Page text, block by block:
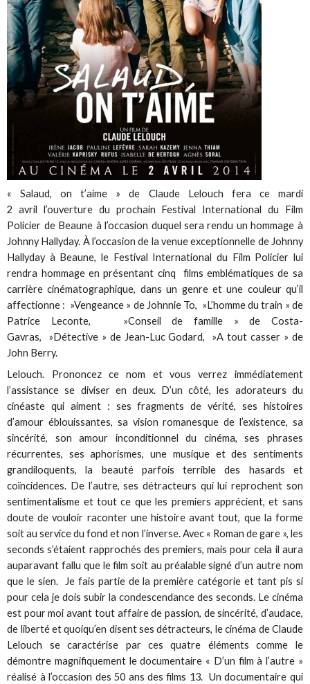
« Salaud, on t’aime » de Claude Lelouch fera ce mardi
2 avril l’ouverture du prochain Festival International du Film
Policier de Beaune à l’occasion duquel sera rendu un hommage à
Johnny Hallyday. À l’occasion de la venue exceptionnelle de Johnny
Hallyday à Beaune, le Festival International du Film Policier lui
rendra hommage en présentant cinq films emblématiques de sa
carrière cinématographique, dans un genre et une couleur qu’il
affectionne : »Vengeance » de Johnnie To, »L’homme du train » de
Patrice Leconte, »Conseil de famille » de Costa-
Gavras, »Détective » de Jean-Luc Godard, »A tout casser » de
John Berry.
Lelouch. Prononcez ce nom et vous verrez immédiatement
l’assistance se diviser en deux. D’un côté, les adorateurs du
cinéaste qui aiment : ses fragments de vérité, ses histoires
d’amour éblouissantes, sa vision romanesque de l’existence, sa
sincérité, son amour inconditionnel du cinéma, ses phrases
récurrentes, ses aphorismes, une musique et des sentiments
grandiloquents, la beauté parfois terrible des hasards et
coïncidences. De l’autre, ses détracteurs qui lui reprochent son
sentimentalisme et tout ce que les premiers apprécient, et sans
doute de vouloir raconter une histoire avant tout, que la forme
soit au service du fond et non l’inverse. Avec « Roman de gare », les
seconds s’étaient rapprochés des premiers, mais pour cela il aura
auparavant fallu que le film soit au préalable signé d’un autre nom
que le sien. Je fais partie de la première catégorie et tant pis si
pour cela je dois subir la condescendance des seconds. Le cinéma
est pour moi avant tout affaire de passion, de sincérité, d’audace,
de liberté et quoiqu’en disent ses détracteurs, le cinéma de Claude
Lelouch se caractérise par ces quatre éléments comme le
démontre magnifiquement le documentaire « D’un film à l’autre »
réalisé à l’occasion des 50 ans des films 13. Un documentaire qui